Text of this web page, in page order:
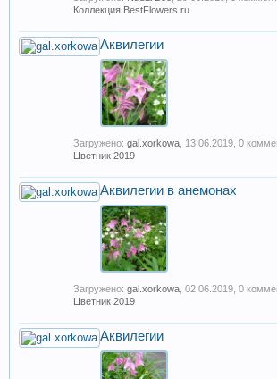
Коллекция BestFlowers.ru
Аквилегии
Загружено: gal.xorkowa 13.06.2019 , 0
Цветник 2019
Аквилегии в анемонах
Загружено: gal.xorkowa 02.06.2019 , 0
Цветник 2019
Аквилегии